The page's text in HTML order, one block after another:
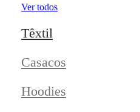
Ver todos
Têxtil
Casacos
Hoodies